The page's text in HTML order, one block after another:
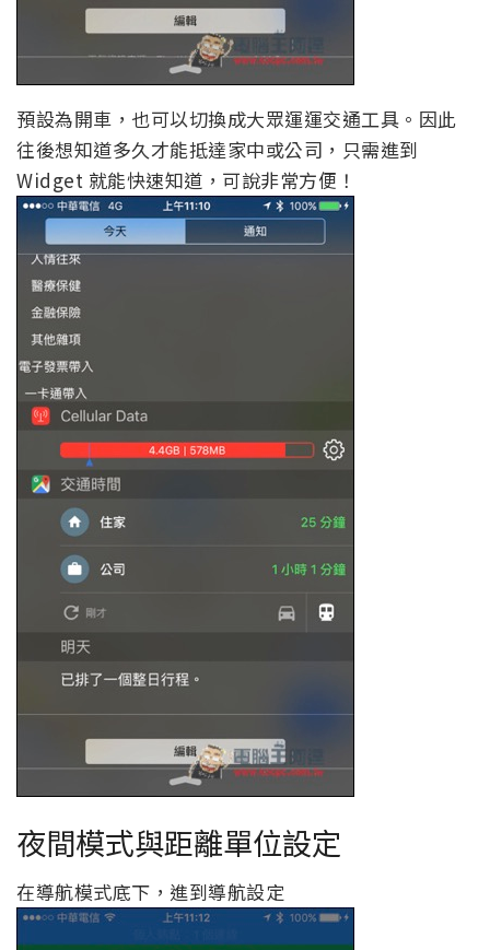
預設為開車，也可以切換成大眾運運交通工具。因此
往後想知道多久才能抵達家中或公司，只需進到
Widget 就能快速知道，可說非常方便！
夜間模式與距離單位設定
在導航模式底下，進到導航設定